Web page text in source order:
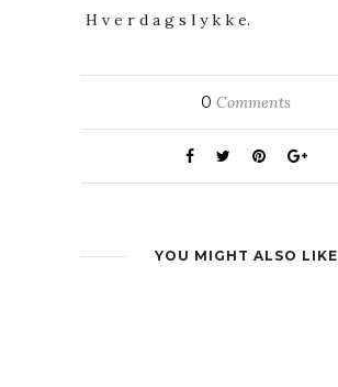
H v e r d a g s l y k k e.
0 Comments
YOU MIGHT ALSO LIKE